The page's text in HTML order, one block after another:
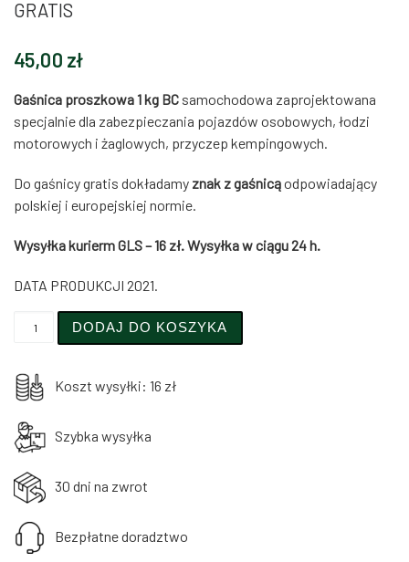
GRATIS
45,00 zł
Gaśnica proszkowa 1 kg BC samochodowa zaprojektowana
specjalnie dla zabezpieczania pojazdów osobowych, łodzi
motorowych i żaglowych, przyczep kempingowych.
Do gaśnicy gratis dokładamy znak z gaśnicąodpowiadający
polskiej i europejskiej normie.
Wysyłka kurierm GLS – 16 zł. Wysyłka w ciągu 24 h.
DATA PRODUKCJI 2021.
DODAJ DO KOSZYKA
Koszt wysyłki: 16 zł
Szybka wysyłka
30 dni na zwrot
Bezpłatne doradztwo